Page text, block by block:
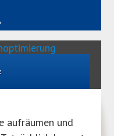
aufräumen und